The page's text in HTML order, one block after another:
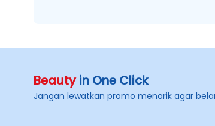
Beautyin One Click
Jangan lewatkan promo menarik agar